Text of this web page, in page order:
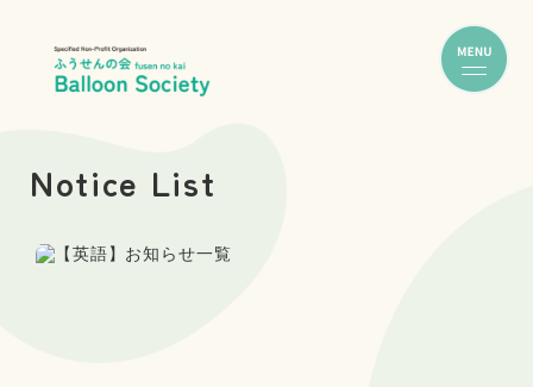
Notice List